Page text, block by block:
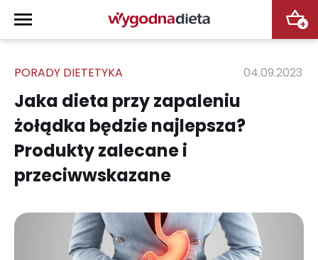
+
PORADY DIETETYKA 04.09.2023
Jaka dieta przy zapaleniu
żołądka będzie najlepsza?
Produkty zalecane i
przeciwwskazane